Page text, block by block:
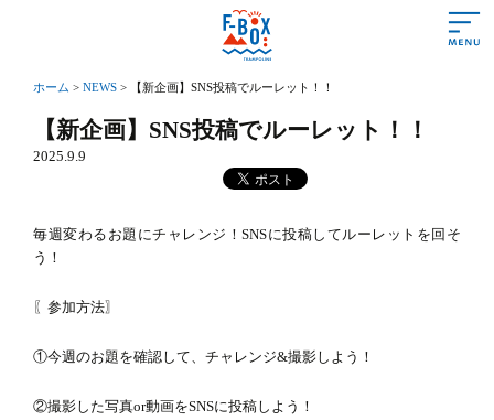
ホーム > NEWS > 【新企画】SNS投稿でルーレット！！
【新企画】SNS投稿でルーレット！！
2025.9.9
毎週変わるお題にチャレンジ！SNSに投稿してルーレットを回そ
う！
〖参加方法〗
①今週のお題を確認して、チャレンジ&撮影しよう！
②撮影した写真or動画をSNSに投稿しよう！
あいさつ
施設情報